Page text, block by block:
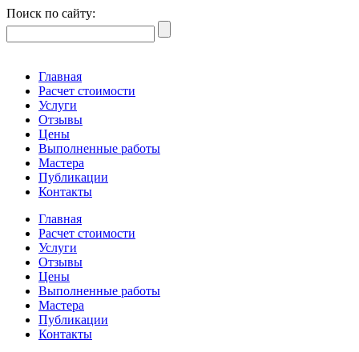
Поиск по сайту:
Главная
Расчет стоимости
Услуги
Отзывы
Цены
Выполненные работы
Мастера
Публикации
Контакты
Главная
Расчет стоимости
Услуги
Отзывы
Цены
Выполненные работы
Мастера
Публикации
Контакты